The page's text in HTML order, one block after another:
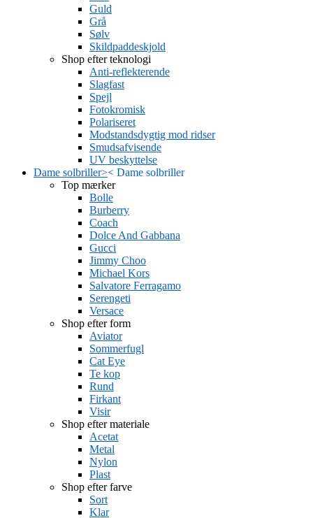
Guld
Grå
Sølv
Skildpaddeskjold
Shop efter teknologi
Anti-reflekterende
Slagfast
Spejl
Fotokromisk
Polariseret
Modstandsdygtig mod ridser
Smudsafvisende
UV beskyttelse
Dame solbriller>< Dame solbriller
Top mærker
Bolle
Burberry
Coach
Dolce And Gabbana
Gucci
Jimmy Choo
Michael Kors
Salvatore Ferragamo
Serengeti
Versace
Shop efter form
Aviator
Sommerfugl
Cat Eye
Te kop
Rund
Firkant
Visir
Shop efter materiale
Acetat
Metal
Nylon
Plast
Shop efter farve
Sort
Klar